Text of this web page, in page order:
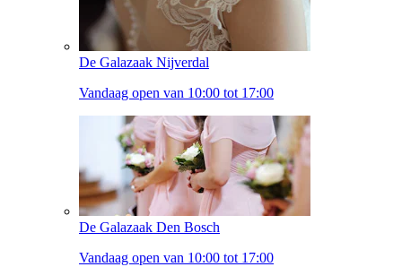
De Galazaak Nijverdal
Vandaag open van 10:00 tot 17:00
De Galazaak Den Bosch
Vandaag open van 10:00 tot 17:00